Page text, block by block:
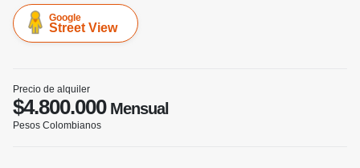
Google
Street View
Precio de alquiler
$4.800.000Mensual
Pesos Colombianos